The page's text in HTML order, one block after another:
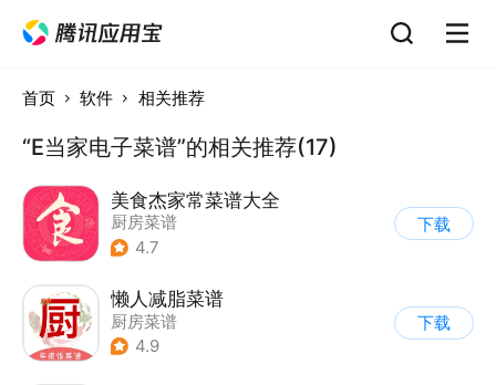
首页 软件 相关推荐
“E当家电子菜谱”的相关推荐(17)
美食杰家常菜谱大全
厨房菜谱
4.7
下载
懒人减脂菜谱
厨房菜谱
4.9
下载